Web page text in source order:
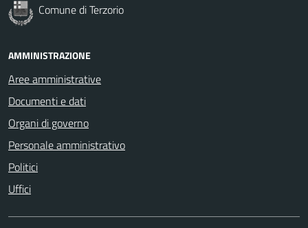
Comune di Terzorio
AMMINISTRAZIONE
Aree amministrative
Documenti e dati
Organi di governo
Personale amministrativo
Politici
Uffici